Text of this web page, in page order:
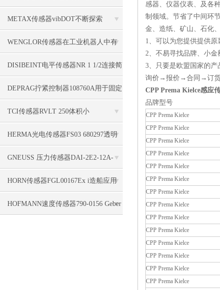
METAX传感器vibDOT不断探索
SGD185-1
WENGLOR传感器在工业机器人中有
哪些应用？
DISIBEINT电平传感器NR 1 1/2连接简
单
DEPRAG拧紧控制器108760A用于固定
应用
TCI传感器RVLT 250体积小
HERMA光电传感器FS03 680297透明
标签使用
GNEUSS 压力传感器DAI-2E2-12A-
B50Z-S0-F5-R-W-6P支持
HORN传感器FGL00167Ex i造船应用
HOFMANN速度传感器790-0156 Geber
感器、仪器仪表、及各
制领域。节省了中间环
金、造纸、矿山、石化
1、可以为您提供提供原
2、不易寻找品牌、小
3、只要是欧盟国家的
询价→报价→合同→订
CPP Prema Kielce感应
品牌型号
CPP Prema Kielce
CPP Prema Kielce
CPP Prema Kielce
CPP Prema Kielce
CPP Prema Kielce
CPP Prema Kielce
CPP Prema Kielce
CPP Prema Kielce
CPP Prema Kielce
CPP Prema Kielce
CPP Prema Kielce
CPP Prema Kielce
CPP Prema Kielce
CPP Prema Kielce